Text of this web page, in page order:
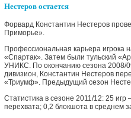
Нестеров остается
Форвард Константин Нестеров
Приморье».
Профессиональная карьера игрока
«Спартак». Затем были тульский
УНИКС. По окончанию сезона 2008/
дивизион, Константин Нестеров
«Триумф». Предыдущий сезон
Статистика в сезоне 2011/12: 25
перехвата; 0,2 блокшота в среднем